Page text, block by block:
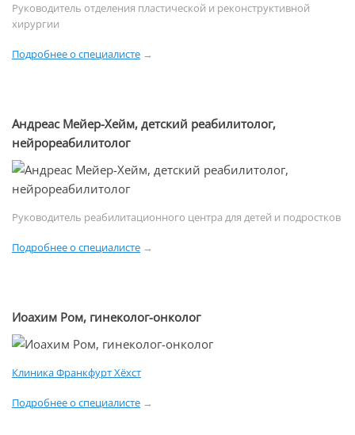
Руководитель отделения пластической и реконструктивной
хирургии
Подробнее о специалисте →
Андреас Мейер-Хейм, детский реабилитолог,
нейрореабилитолог
Руководитель реабилитационного центра для детей и подростков
Подробнее о специалисте →
Иоахим Ром, гинеколог-онколог
Клиника Франкфурт Хёхст
Подробнее о специалисте →